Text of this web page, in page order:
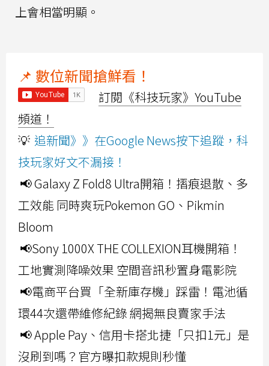
上會相當明顯。
📌 數位新聞搶鮮看！
訂閱《科技玩家》YouTube
頻道！
💡 追新聞》》在Google News按下追蹤，科
技玩家好文不漏接！
📢 Galaxy Z Fold8 Ultra開箱！摺痕退散、多
工效能 同時爽玩Pokemon GO、Pikmin
Bloom
📢Sony 1000X THE COLLEXION耳機開箱！
工地實測降噪效果 空間音訊秒置身電影院
📢電商平台買「全新庫存機」踩雷！電池循
環44次還帶維修紀錄 網揭無良賣家手法
📢 Apple Pay、信用卡搭北捷「只扣1元」是
沒刷到嗎？官方曝扣款規則秒懂